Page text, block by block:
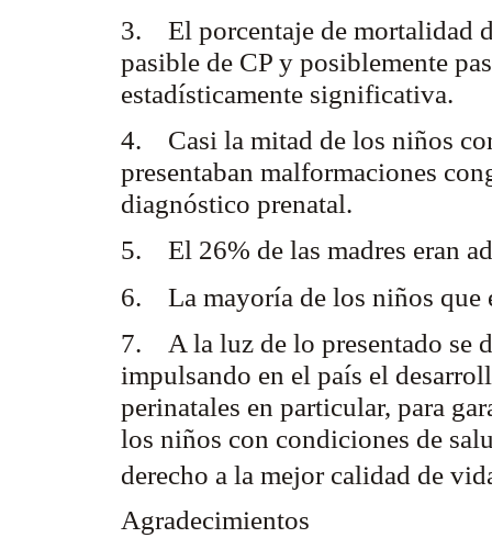
3. El porcentaje de mortalidad
pasible de CP y posiblemente
estadísticamente significativa.
4. Casi la mitad de los niños
presentaban malformaciones
diagnóstico prenatal.
5. El 26% de las madres eran
6. La mayoría de los niños que
7. A la luz de lo presentado se
impulsando en el país el
perinatales en particular, para
los niños con condiciones de
derecho a la mejor calidad de
Agradecimientos